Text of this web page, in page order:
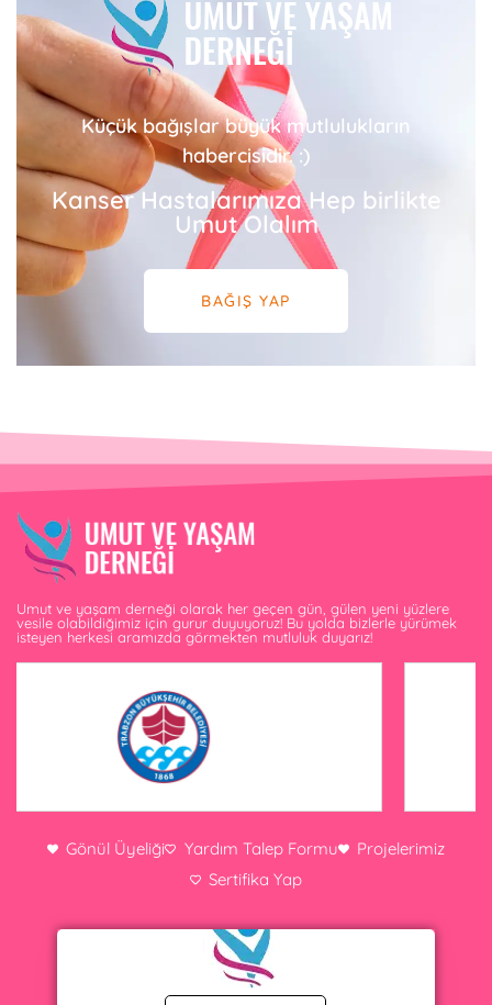
Küçük bağışlar büyük mutlulukların
habercisidir. :)
Kanser Hastalarımıza Hep birlikte
Umut Olalım
BAĞIŞ YAP
Umut ve yaşam derneği olarak her geçen gün, gülen yeni yüzlere
vesile olabildiğimiz için gurur duyuyoruz! Bu yolda bizlerle yürümek
isteyen herkesi aramızda görmekten mutluluk duyarız!
Gönül Üyeliği Yardım Talep Formu
Projelerimiz
Sertifika Yap